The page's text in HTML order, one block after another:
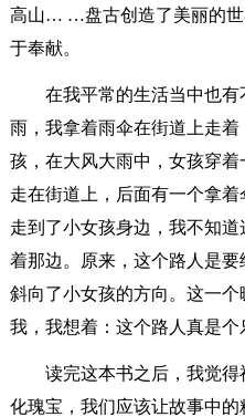
高山… …盘古创造了美丽的世
于奉献。
在我平常的生活当中也
雨，我拿着雨伞在街道上走
孩，在大风大雨中，女孩穿
走在街道上，后面有一个拿
走到了小女孩身边，我不知
着那边。原来，这个路人是
斜向了小女孩的方向。这一
我，我想着：这个路人真是个
读完这本书之后，我觉
化瑰宝，我们应该让故事中的